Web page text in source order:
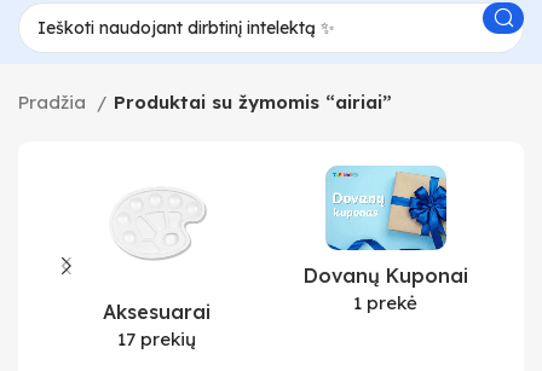
Pradžia Produktai su žymomis “airiai”
Aksesuarai
17 prekių
Dovanų Kuponai
1 prekė